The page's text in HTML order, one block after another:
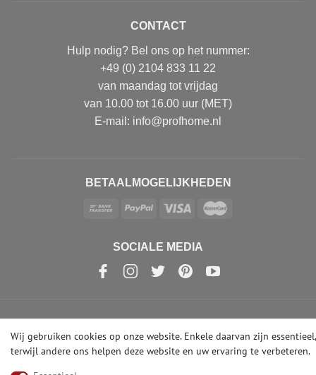
CONTACT
Hulp nodig? Bel ons op het nummer:
+49 (0) 2104 833 11 22
van maandag tot vrijdag
van 10.00 tot 16.00 uur (MET)
E-mail: info@profhome.nl
BETAALMOGELIJKHEDEN
SOCIALE MEDIA
Wij gebruiken cookies op onze website. Enkele daarvan zijn essentieel,
terwijl andere ons helpen deze website en uw ervaring te verbeteren.